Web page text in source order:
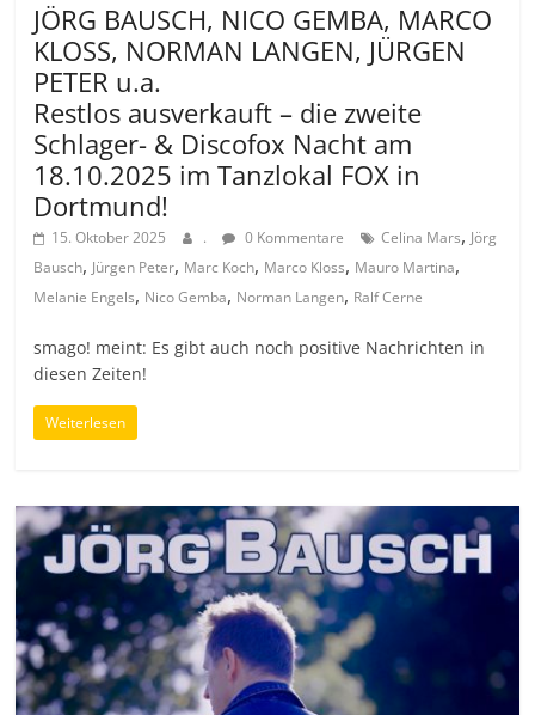
JÖRG BAUSCH, NICO GEMBA, MARCO
KLOSS, NORMAN LANGEN, JÜRGEN
PETER u.a.
Restlos ausverkauft – die zweite
Schlager- & Discofox Nacht am
18.10.2025 im Tanzlokal FOX in
Dortmund!
15. Oktober 2025 . 0 Kommentare Celina Mars, Jörg
Bausch, Jürgen Peter, Marc Koch, Marco Kloss, Mauro Martina,
Melanie Engels, Nico Gemba, Norman Langen, Ralf Cerne
smago! meint: Es gibt auch noch positive Nachrichten in
diesen Zeiten!
Weiterlesen